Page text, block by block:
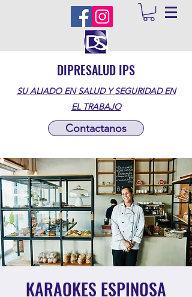
DIPRESALUD IPS
SU ALIADO EN SALUD Y SEGURIDAD EN
EL TRABAJO
Contactanos
KARAOKES ESPINOSA